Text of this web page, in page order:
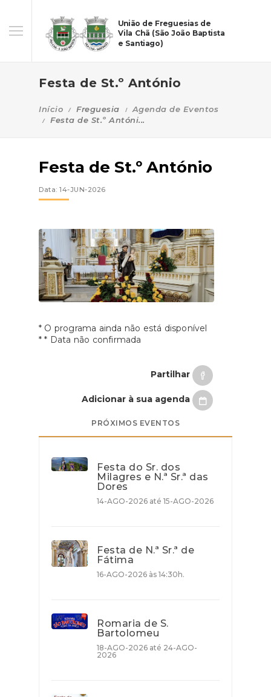
União de Freguesias de
Vila Chã (São João Baptista
e Santiago)
Festa de St.º António
Início Freguesia
Agenda de Eventos
Festa de St.º Antóni...
Festa de St.º António
Data: 14-JUN-2026
* O programa ainda não está disponível
* * Data não confirmada
Partilhar
Adicionar à sua agenda
PRÓXIMOS EVENTOS
Festa do Sr. dos
Milagres e N.ª Sr.ª das
Dores
14-AGO-2026 até 15-AGO-2026
Festa de N.ª Sr.ª de
Fátima
16-AGO-2026 às 14:30h.
Romaria de S.
Bartolomeu
18-AGO-2026 até 24-AGO-
2026